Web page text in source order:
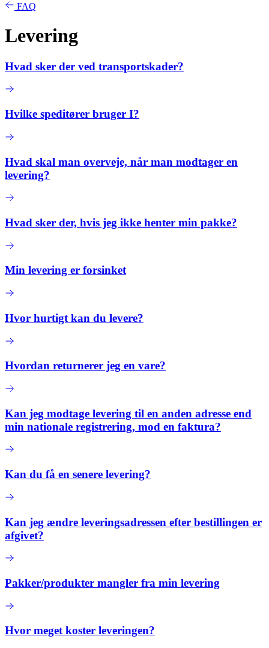
FAQ
Levering
Hvad sker der ved transportskader?
Hvilke speditører bruger I?
Hvad skal man overveje, når man modtager en
levering?
Hvad sker der, hvis jeg ikke henter min pakke?
Min levering er forsinket
Hvor hurtigt kan du levere?
Hvordan returnerer jeg en vare?
Kan jeg modtage levering til en anden adresse end
min nationale registrering, mod en faktura?
Kan du få en senere levering?
Kan jeg ændre leveringsadressen efter bestillingen er
afgivet?
Pakker/produkter mangler fra min levering
Hvor meget koster leveringen?